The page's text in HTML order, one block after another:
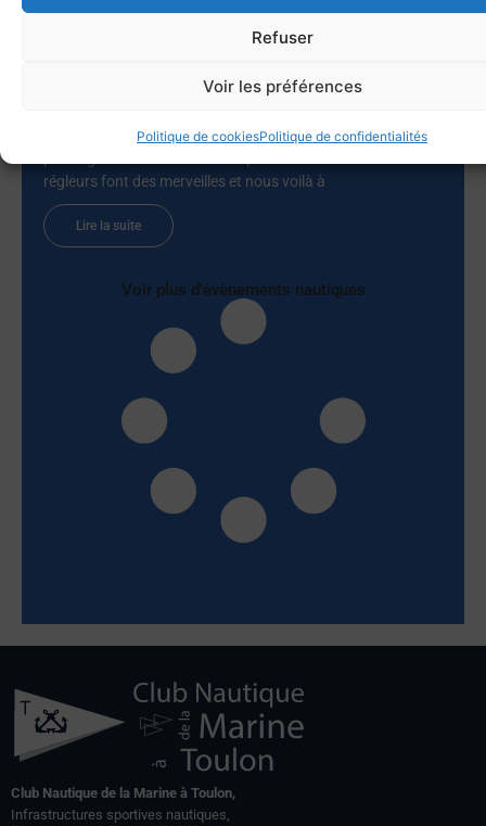
Refuser
Voir les préférences
Politique de cookiesPolitique de confidentialités
de petit temps nombre de voiliers pouvaient prétendre au
et prenons la tête de la flotte. Une option routage délicate
le choix il faut prendre des risques. La flotte part à droite on
régleurs font des merveilles et nous voilà à
Lire la suite
Voir plus d'évènements nautiques
Club Nautique de la Marine à Toulon,
Infrastructures sportives nautiques,